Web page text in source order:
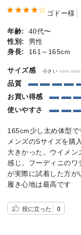
ゴドー様
年齢:
40代〜
性別:
男性
身長:
161～165cm
サイズ感 小さい
品質
お買い得感
使いやすさ
165cm少し太め体型で
メンズのSサイズを購
大きかった。ウイメ
感じ。フーディニのワ
が実際に試着した方が
履き心地は最高です
役に立った 0